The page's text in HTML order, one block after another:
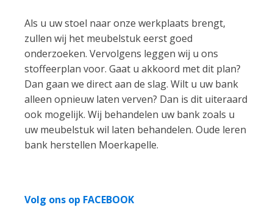
Als u uw stoel naar onze werkplaats brengt,
zullen wij het meubelstuk eerst goed
onderzoeken. Vervolgens leggen wij u ons
stoffeerplan voor. Gaat u akkoord met dit plan?
Dan gaan we direct aan de slag. Wilt u uw bank
alleen opnieuw laten verven? Dan is dit uiteraard
ook mogelijk. Wij behandelen uw bank zoals u
uw meubelstuk wil laten behandelen. Oude leren
bank herstellen Moerkapelle.
Volg ons op FACEBOOK